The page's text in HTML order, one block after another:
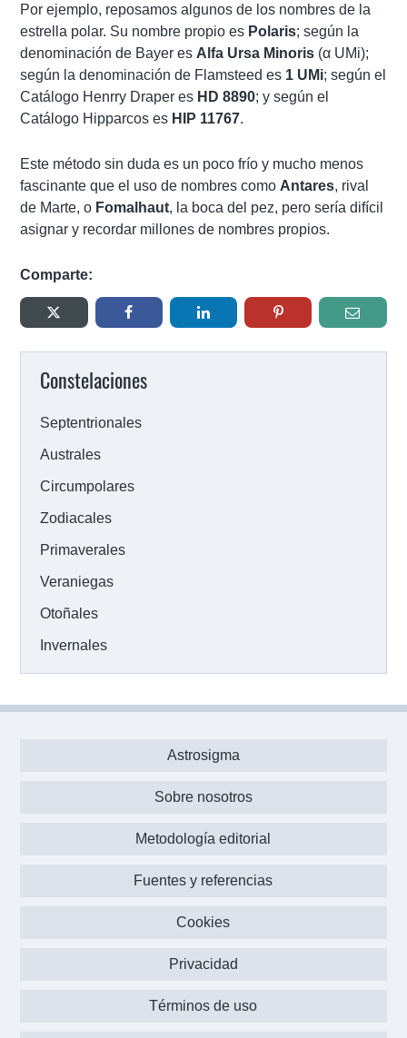
Por ejemplo, reposamos algunos de los nombres de la
estrella polar. Su nombre propio es Polaris; según la
denominación de Bayer es Alfa Ursa Minoris (α UMi);
según la denominación de Flamsteed es 1 UMi; según el
Catálogo Henrry Draper es HD 8890; y según el
Catálogo Hipparcos es HIP 11767.
Este método sin duda es un poco frío y mucho menos
fascinante que el uso de nombres como Antares, rival
de Marte, o Fomalhaut, la boca del pez, pero sería difícil
asignar y recordar millones de nombres propios.
Comparte:
Constelaciones
Septentrionales
Australes
Circumpolares
Zodiacales
Primaverales
Veraniegas
Otoñales
Invernales
Astrosigma
Sobre nosotros
Metodología editorial
Fuentes y referencias
Cookies
Privacidad
Términos de uso